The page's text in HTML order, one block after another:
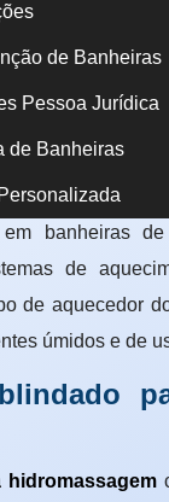
de Banheiras
Pessoa Jurídica
de Banheiras
é um
ou spa. Ele
a corrosão
banheiras
de
de aquecedor
úmidos e de